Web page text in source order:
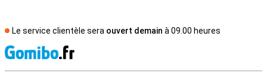
Le service clientèle sera ouvert demain à 09.00 heures